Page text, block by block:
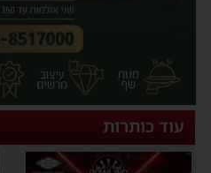
עוד כותרות